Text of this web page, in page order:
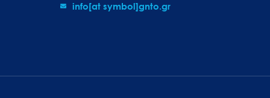
info[at symbol]gnto.gr